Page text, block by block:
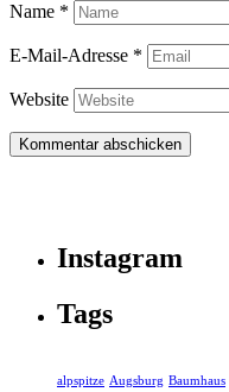
Name *
E-Mail-Adresse *
Website
Instagram
Tags
alpspitze Augsburg Baumhaus